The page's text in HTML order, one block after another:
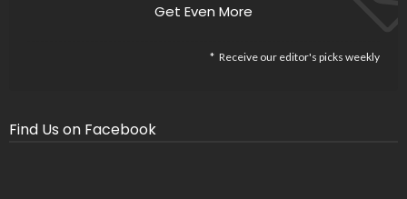
Get Even More
Receive our editor's picks weekly
Find Us on Facebook